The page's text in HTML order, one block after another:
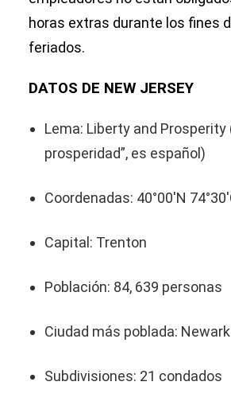
horas extras durante los fines
feriados.
DATOS DE NEW JERSEY
Lema: Liberty and Prosperity
prosperidad”, es español)
Coordenadas: 40°00′N
Capital: Trenton
Población: 84, 639 personas
Ciudad más poblada: Newark
Subdivisiones: 21 condados